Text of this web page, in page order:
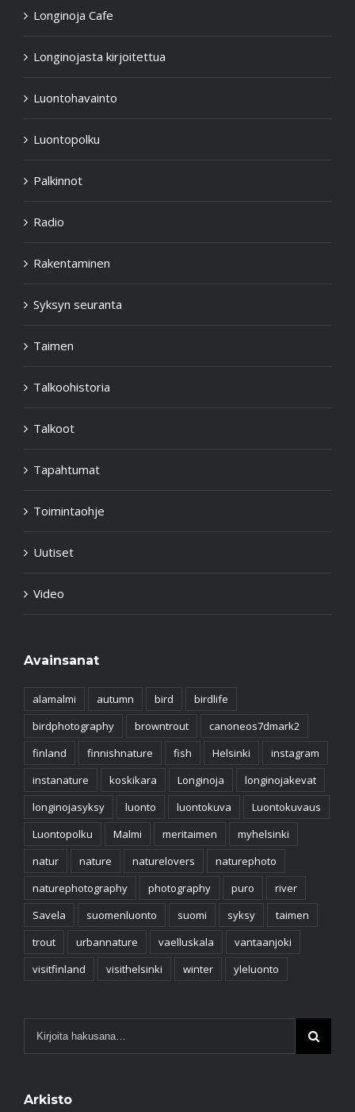
Longinoja Cafe
Longinojasta kirjoitettua
Luontohavainto
Luontopolku
Palkinnot
Radio
Rakentaminen
Syksyn seuranta
Taimen
Talkoohistoria
Talkoot
Tapahtumat
Toimintaohje
Uutiset
Video
Avainsanat
alamalmi autumn bird
birdlife
birdphotography
browntrout
canoneos7dmark2
finland
finnishnature fish Helsinki
instagram
instanature
koskikara Longinoja
longinojakevat
longinojasyksy
luonto luontokuva
Luontokuvaus
Luontopolku
Malmi meritaimen
myhelsinki
natur
nature naturelovers
naturephoto
naturephotography
photography puro
river
Savela
suomenluonto suomi syksy
taimen
trout
urbannature vaelluskala
vantaanjoki
visitfinland
visithelsinki winter yleluonto
Arkisto